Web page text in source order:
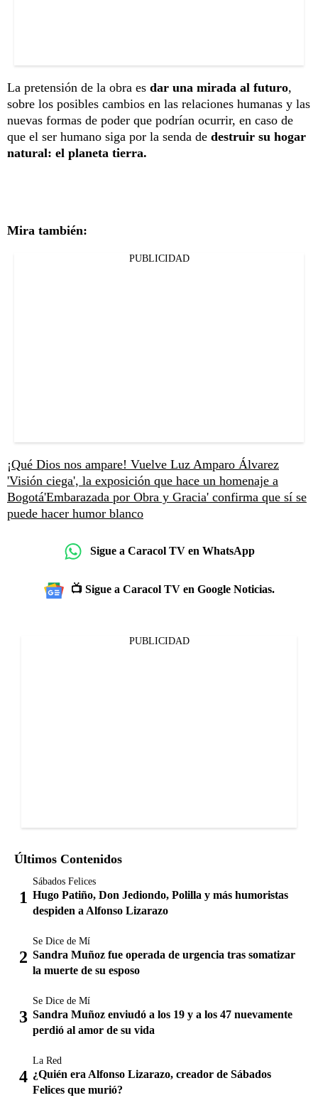
La pretensión de la obra es dar una mirada al futuro,
sobre los posibles cambios en las relaciones humanas y las
nuevas formas de poder que podrían ocurrir, en caso de
que el ser humano siga por la senda de destruir su hogar
natural: el planeta tierra.
Mira también:
PUBLICIDAD
¡Qué Dios nos ampare! Vuelve Luz Amparo Álvarez
'Visión ciega', la exposición que hace un homenaje a
Bogotá'Embarazada por Obra y Gracia' confirma que sí se
puede hacer humor blanco
Sigue a Caracol TV en WhatsApp
📺 Sigue a Caracol TV en Google Noticias.
PUBLICIDAD
Últimos Contenidos
Sábados Felices
Hugo Patiño, Don Jediondo, Polilla y más humoristas
despiden a Alfonso Lizarazo
Se Dice de Mí
Sandra Muñoz fue operada de urgencia tras somatizar
la muerte de su esposo
Se Dice de Mí
Sandra Muñoz enviudó a los 19 y a los 47 nuevamente
perdió al amor de su vida
La Red
¿Quién era Alfonso Lizarazo, creador de Sábados
Felices que murió?